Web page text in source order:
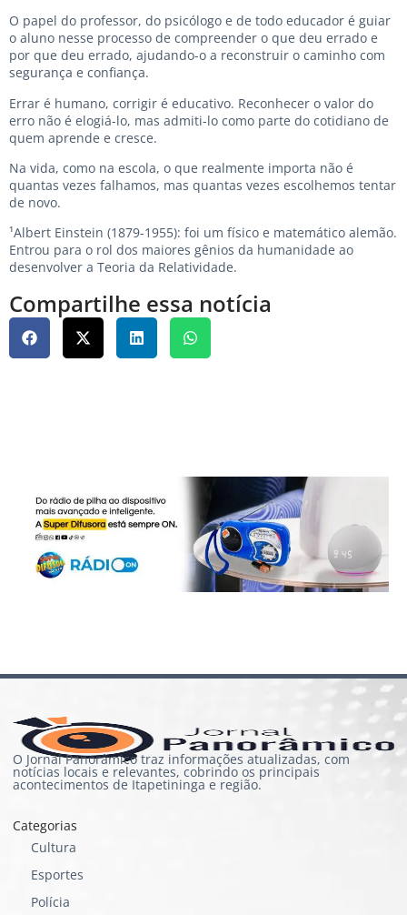
O papel do professor, do psicólogo e de todo educador é guiar
o aluno nesse processo de compreender o que deu errado e
por que deu errado, ajudando-o a reconstruir o caminho com
segurança e confiança.
Errar é humano, corrigir é educativo. Reconhecer o valor do
erro não é elogiá-lo, mas admiti-lo como parte do cotidiano de
quem aprende e cresce.
Na vida, como na escola, o que realmente importa não é
quantas vezes falhamos, mas quantas vezes escolhemos tentar
de novo.
¹Albert Einstein (1879-1955): foi um físico e matemático alemão.
Entrou para o rol dos maiores gênios da humanidade ao
desenvolver a Teoria da Relatividade.
Compartilhe essa notícia
O Jornal Panorâmico traz informações atualizadas, com
notícias locais e relevantes, cobrindo os principais
acontecimentos de Itapetininga e região.
Categorias
Cultura
Esportes
Polícia